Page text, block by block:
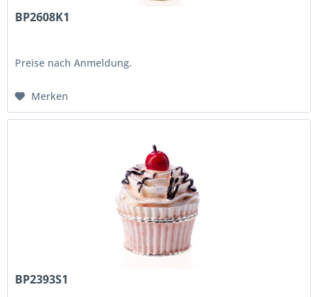
BP2608K1
Preise nach Anmeldung.
Merken
BP2393S1